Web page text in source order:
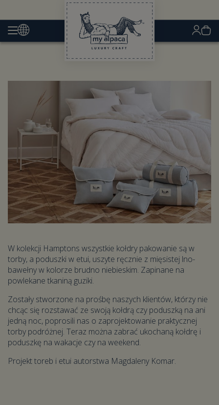
W kolekcji Hamptons wszystkie kołdry pakowanie są w
torby, a poduszki w etui, uszyte ręcznie z mięsistej lno-
bawełny w kolorze brudno niebieskim. Zapinane na
powlekane tkaniną guziki.
Zostały stworzone na prośbę naszych klientów, którzy nie
chcąc się rozstawać ze swoją kołdrą czy poduszką na ani
jedną noc, poprosili nas o zaprojektowanie praktycznej
torby podróżnej. Teraz można zabrać ukochaną kołdrę i
poduszkę na wakacje czy na weekend.
Projekt toreb i etui autorstwa Magdaleny Komar.